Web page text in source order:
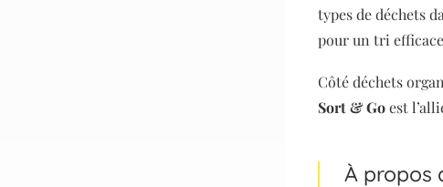
types de déchets
pour un tri
Côté déchets
Sort & Goest
À propos